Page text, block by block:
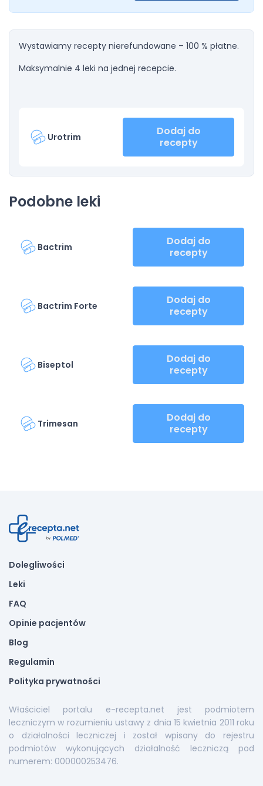
Wystawiamy recepty nierefundowane – 100 % płatne.
Maksymalnie 4 leki na jednej recepcie.
Urotrim
Dodaj do
recepty
Podobne leki
Bactrim
Dodaj do
recepty
Bactrim Forte
Dodaj do
recepty
Biseptol
Dodaj do
recepty
Trimesan
Dodaj do
recepty
Dolegliwości
Leki
FAQ
Opinie pacjentów
Blog
Regulamin
Polityka prywatności
Właściciel portalu e-recepta.net jest podmiotem
leczniczym w rozumieniu ustawy z dnia 15 kwietnia 2011 roku
o działalności leczniczej i został wpisany do rejestru
podmiotów wykonujących działalność leczniczą pod
numerem: 000000253476.